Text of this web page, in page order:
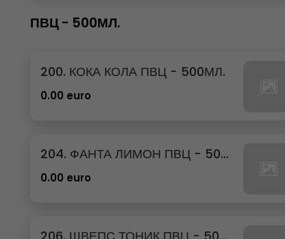
ПВЦ - 500МЛ.
200. КОКА КОЛА ПВЦ - 500МЛ.
0.00 euro
204. ФАНТА ЛИМОН ПВЦ - 500МЛ.
0.00 euro